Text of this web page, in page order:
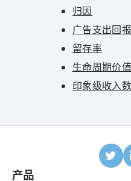
归因
广告支出回报
留存率
生命周期价值
印象级收入
产品